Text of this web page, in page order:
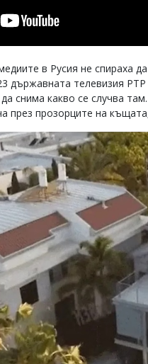
в Русия не спираха
държавната телевизия
снима какво се случва
през прозорците на